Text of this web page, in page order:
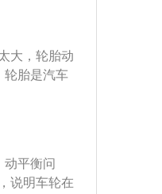
的时候，车
向的轮状装
转向轴。最
的增加，驾
剧烈振动。
感受。
，为行车做
，要切换近
，因此要保
对汽车的
大，轮胎动
轮胎是汽车
要。建议车
高速行驶
重量并不是
安装到轮圈
动平衡。在
平衡问
说明车轮在